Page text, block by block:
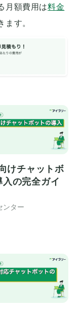
月額費用は料金
ます。
けチャットボ
入の完全ガイ
ンター